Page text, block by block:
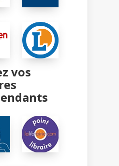
vos